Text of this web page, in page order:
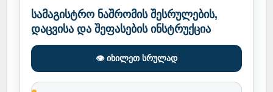
სამაგისტრო ნაშრომის შესრულების,
დაცვისა და შეფასების ინსტრუქცია
👁️ იხილეთ სრულად